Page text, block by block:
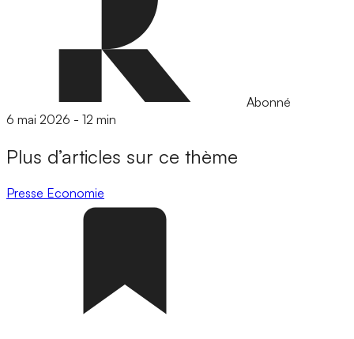
Abonné
6 mai 2026 - 12 min
Plus d’articles sur ce thème
Presse Economie